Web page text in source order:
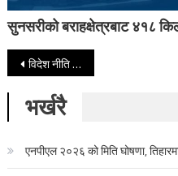
सुनसरीको बराहक्षेत्रबाट ४१८
Post navigation
विदेश नीति कमजोर बनेको भन्दै सांसदहरुले गरे सरकारको आलोचना
भर्खरै
एनपीएल २०२६ को मिति घोषणा,